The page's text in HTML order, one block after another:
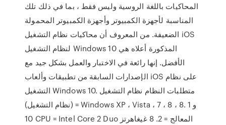
المحاكيات باللغة الروسية وليس فقط ، بما في ذلك تلك
المناسبة لأجهزة الكمبيوتر وأجهزة الكمبيوتر المحمولة
الضعيفة. من المعروف أن محاكيات نظام التشغيل iOS
لنظام التشغيل Windows 10 المذكورة أعلاه هي
الأفضل. إنها رائعة في الاختبار والعمل بشكل جيد مع
الإصدارات السابقة من تطبيقات وألعاب iOS على نظام
التشغيل Windows 10. متطلبات النظام نظام التشغيل
(نظام التشغيل) = Windows XP ، Vista ، 7 ، 8 ، 8. 1 و
10 CPU = Intel Core 2 Duo المعالج = 2. 8 غيغاهرتز